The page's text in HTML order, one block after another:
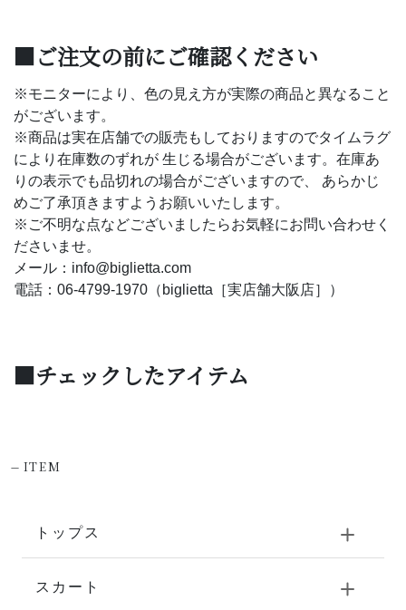
■ご注文の前にご確認ください
※モニターにより、色の見え方が実際の商品と異なること
がございます。
※商品は実在店舗での販売もしておりますのでタイムラグ
により在庫数のずれが 生じる場合がございます。在庫あ
りの表示でも品切れの場合がございますので、 あらかじ
めご了承頂きますようお願いいたします。
※ご不明な点などございましたらお気軽にお問い合わせく
ださいませ。
メール：info@biglietta.com
電話：06-4799-1970（biglietta［実店舗大阪店］）
■チェックしたアイテム
-ITEM
トップス
スカート